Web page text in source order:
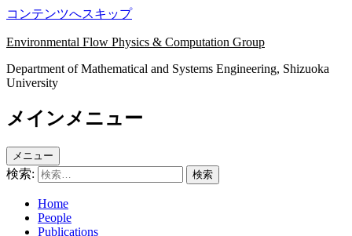
コンテンツへスキップ
Environmental Flow Physics & Computation Group
Department of Mathematical and Systems Engineering, Shizuoka
University
メインメニュー
メニュー
検索:
Home
People
Publications